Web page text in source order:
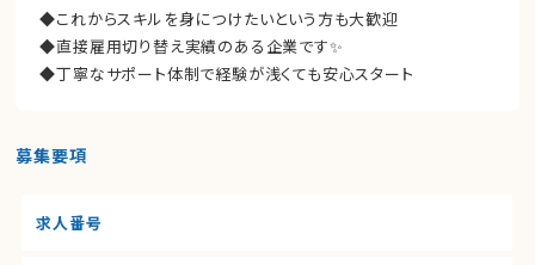
◆これからスキルを身につけたいという方も大歓迎
◆直接雇用切り替え実績のある企業です✨
◆丁寧なサポート体制で経験が浅くても安心スタート
募集要項
求人番号